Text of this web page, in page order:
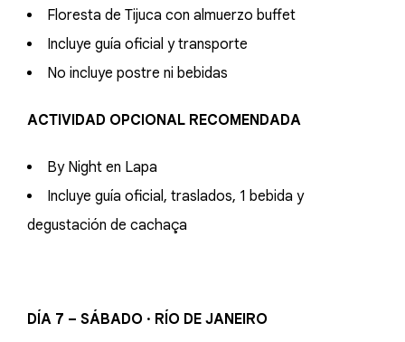
Floresta de Tijuca con almuerzo buffet
Incluye guía oficial y transporte
No incluye postre ni bebidas
ACTIVIDAD OPCIONAL RECOMENDADA
By Night en Lapa
Incluye guía oficial, traslados, 1 bebida y
degustación de cachaça
DÍA 7 – SÁBADO · RÍO DE JANEIRO